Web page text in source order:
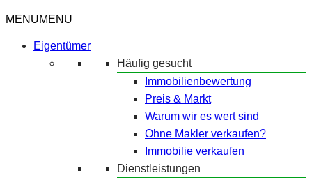
MENUMENU
Eigentümer
Häufig gesucht
Immobilienbewertung
Preis & Markt
Warum wir es wert sind
Ohne Makler verkaufen?
Immobilie verkaufen
Dienstleistungen